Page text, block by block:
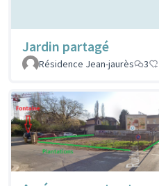
Jardin partagé
Résidence Jean-jaurès
3